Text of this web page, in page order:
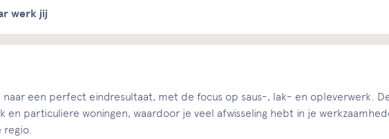
werk jij
een perfect eindresultaat, met de focus op saus-, lak- en opleverwerk.
particuliere woningen, waardoor je veel afwisseling hebt in je
regio.